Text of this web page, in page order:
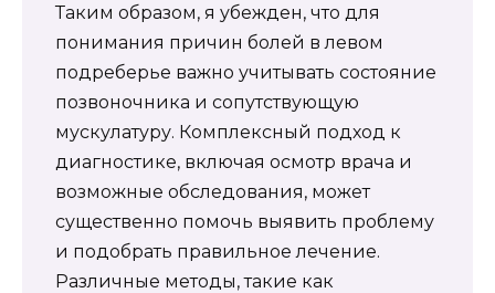
Таким образом, я убежден, что для
понимания причин болей в левом
подреберье важно учитывать состояние
позвоночника и сопутствующую
мускулатуру. Комплексный подход к
диагностике, включая осмотр врача и
возможные обследования, может
существенно помочь выявить проблему
и подобрать правильное лечение.
Различные методы, такие как